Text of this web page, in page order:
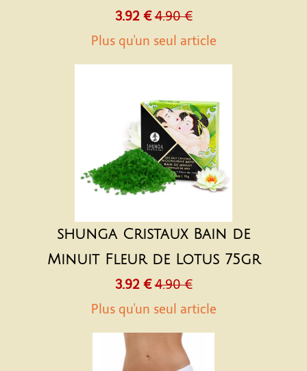
3.92 € 4.90 €
Plus qu'un seul article
shunga Cristaux Bain de
Minuit Fleur de Lotus 75gr
3.92 € 4.90 €
Plus qu'un seul article